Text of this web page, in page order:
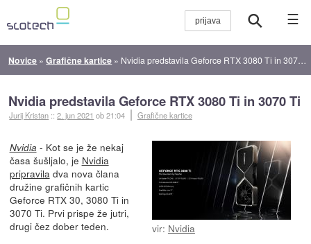
☰
Novice »Grafične kartice » Nvidia predstavila Geforce RTX 3080 Ti in 3070 Ti
Nvidia predstavila Geforce RTX 3080 Ti in 3070 Ti
Jurij Kristan ::2. jun 2021 ob 21:04 Grafične kartice
vir: Nvidia
Nvidia - Kot se je že nekaj
časa šušljalo, je Nvidia
pripravila dva nova člana
družine grafičnih kartic
Geforce RTX 30, 3080 Ti in
3070 Ti. Prvi prispe že jutri,
drugi čez dober teden.